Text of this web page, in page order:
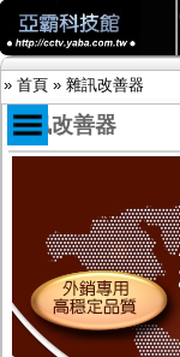
» 首頁 » 雜訊改善器
限時促銷特惠專案
IP網路攝影機及錄
AHD DVR數位錄放
AHD半球型(適用屋
AHD中小型紅外線
AHD防護罩型攝影
雜訊改善器